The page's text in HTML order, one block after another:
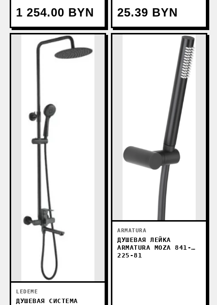
1 254.00 BYN 25.39 BYN
LEDEME
ДУШЕВАЯ СИСТЕМА
ARMATURA
ДУШЕВАЯ ЛЕЙКА
ARMATURA MOZA 841-
225-81